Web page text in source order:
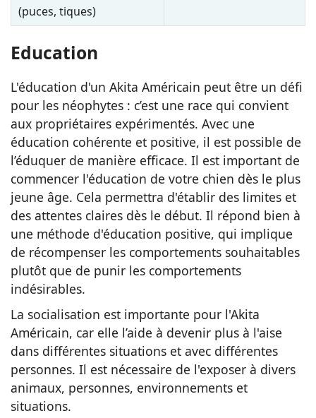
(puces, tiques)
Education
L'éducation d'un Akita Américain peut être un défi
pour les néophytes : c’est une race qui convient
aux propriétaires expérimentés. Avec une
éducation cohérente et positive, il est possible de
l’éduquer de manière efficace. Il est important de
commencer l'éducation de votre chien dès le plus
jeune âge. Cela permettra d'établir des limites et
des attentes claires dès le début. Il répond bien à
une méthode d'éducation positive, qui implique
de récompenser les comportements souhaitables
plutôt que de punir les comportements
indésirables.
La socialisation est importante pour l'Akita
Américain, car elle l’aide à devenir plus à l'aise
dans différentes situations et avec différentes
personnes. Il est nécessaire de l'exposer à divers
animaux, personnes, environnements et
situations.